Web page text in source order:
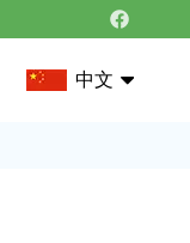
中文